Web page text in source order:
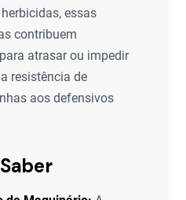
essas
contribuem
atrasar ou impedir
resistência de
aos defensivos